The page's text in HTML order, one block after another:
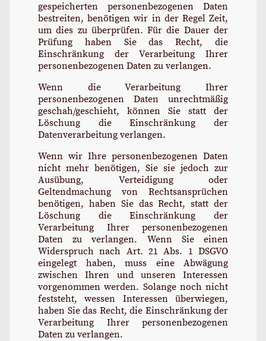
gespeicherten personenbezogenen Daten
bestreiten, benötigen wir in der Regel Zeit,
um dies zu überprüfen. Für die Dauer der
Prüfung haben Sie das Recht, die
Einschränkung der Verarbeitung Ihrer
personenbezogenen Daten zu verlangen.
Wenn die Verarbeitung Ihrer
personenbezogenen Daten unrechtmäßig
geschah/geschieht, können Sie statt der
Löschung die Einschränkung der
Datenverarbeitung verlangen.
Wenn wir Ihre personenbezogenen Daten
nicht mehr benötigen, Sie sie jedoch zur
Ausübung, Verteidigung oder
Geltendmachung von Rechtsansprüchen
benötigen, haben Sie das Recht, statt der
Löschung die Einschränkung der
Verarbeitung Ihrer personenbezogenen
Daten zu verlangen. Wenn Sie einen
Widerspruch nach Art. 21 Abs. 1 DSGVO
eingelegt haben, muss eine Abwägung
zwischen Ihren und unseren Interessen
vorgenommen werden. Solange noch nicht
feststeht, wessen Interessen überwiegen,
haben Sie das Recht, die Einschränkung der
Verarbeitung Ihrer personenbezogenen
Daten zu verlangen.